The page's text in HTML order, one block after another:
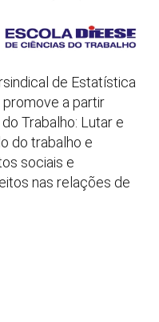
de Estatística
a partir
Trabalho: Lutar e
do trabalho e
sociais e
nas relações de